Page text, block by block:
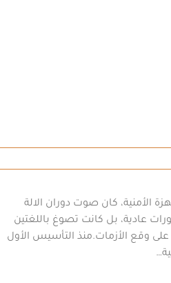
الأمنية، كان صوت دوران الالة
عادية، بل كانت تصوغ باللغتين
وقع الأزمات.منذ التأسيس الأول